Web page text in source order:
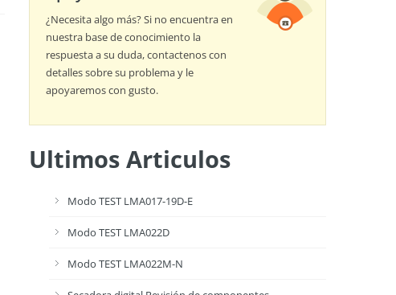
¿Necesita algo más? Si no encuentra en
nuestra base de conocimiento la
respuesta a su duda, contactenos con
detalles sobre su problema y le
apoyaremos con gusto.
Ultimos Articulos
Modo TEST LMA017-19D-E
Modo TEST LMA022D
Modo TEST LMA022M-N